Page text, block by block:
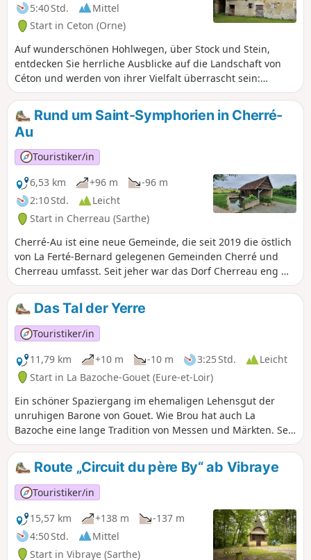
5:40 Std.
Mittel
Start in Ceton (Orne)
Auf wunderschönen Hohlwegen, über Stock und Stein,
entdecken Sie herrliche Ausblicke auf die Landschaft von
Céton und werden von ihrer Vielfalt überrascht sein:
Wälder, Wiesen, Heckenlandschaften, Ackerfelder.
Rund um Saint-Symphorien in Cherré-
Au
Touristiker/in
6,53 km
+96 m
-96 m
2:10 Std.
Leicht
Start in Cherreau (Sarthe)
Cherré-Au ist eine neue Gemeinde, die seit 2019 die östlich
von La Ferté-Bernard gelegenen Gemeinden Cherré und
Cherreau umfasst. Seit jeher war das Dorf Cherreau eng mit
der Nachbarstadt La Ferté-Bernard verbunden. Tatsächlich
übernahmen die Herren von La Ferté im Mittelalter Ende
des12. Jahrhunderts die Abtei von La Pelice. Im14.
Jahrhundert wurde dann das Gut La Plaisse dem von La
Ferté angegliedert. In jüngerer Zeit, als sich die Stadt La
Ferté-Bernard im19. Jahrhundert ausdehnte, griff sie in das
Gebiet von Cherreau ein und annektierte 1889 den Vorort
Gué-Faux sowie La Fosse Fondue, die an die Straße nach
Paris grenzen.
Das Tal der Yerre
Touristiker/in
11,79 km
+10 m -10 m 3:25 Std.
Leicht
Start in La Bazoche-Gouet (Eure-et-Loir)
Ein schöner Spaziergang im ehemaligen Lehensgut der
unruhigen Barone von Gouet. Wie Brou hat auch La
Bazoche eine lange Tradition von Messen und Märkten. Seit
über 100 Jahren findet amersten Samstag im November die
Percheron-Fohlenmesse statt.
Route „Circuit du père By“ ab Vibraye
Touristiker/in
15,57 km
+138 m
-137 m
4:50 Std.
Mittel
Start in Vibraye (Sarthe)